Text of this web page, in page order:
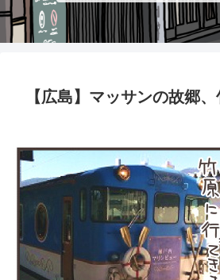
【広島】マッサンの故郷